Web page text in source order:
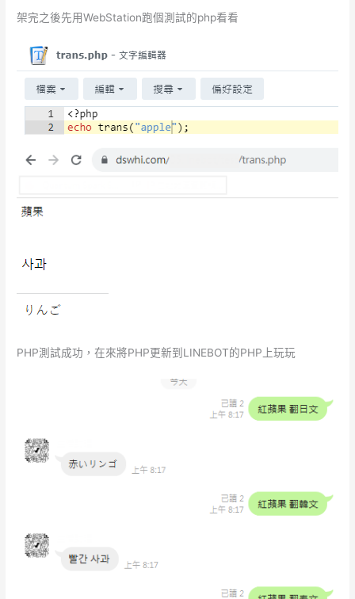
架完之後先用WebStation跑個測試的php看看
PHP測試成功，在來將PHP更新到LINEBOT的PHP上玩玩